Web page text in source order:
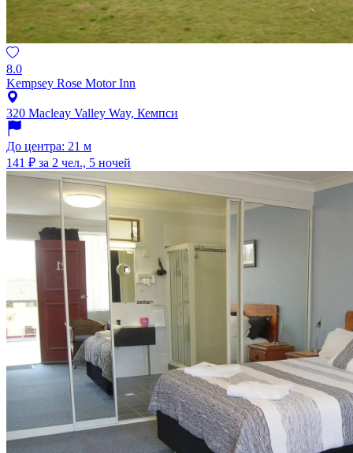
8.0
Kempsey Rose Motor Inn
320 Macleay Valley Way, Кемпси
До центра: 21 м
141 ₽ за 2 чел., 5 ночей